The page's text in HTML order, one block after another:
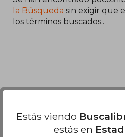
la Búsqueda sin exigir que
los términos buscados..
Estás viendo
estás en